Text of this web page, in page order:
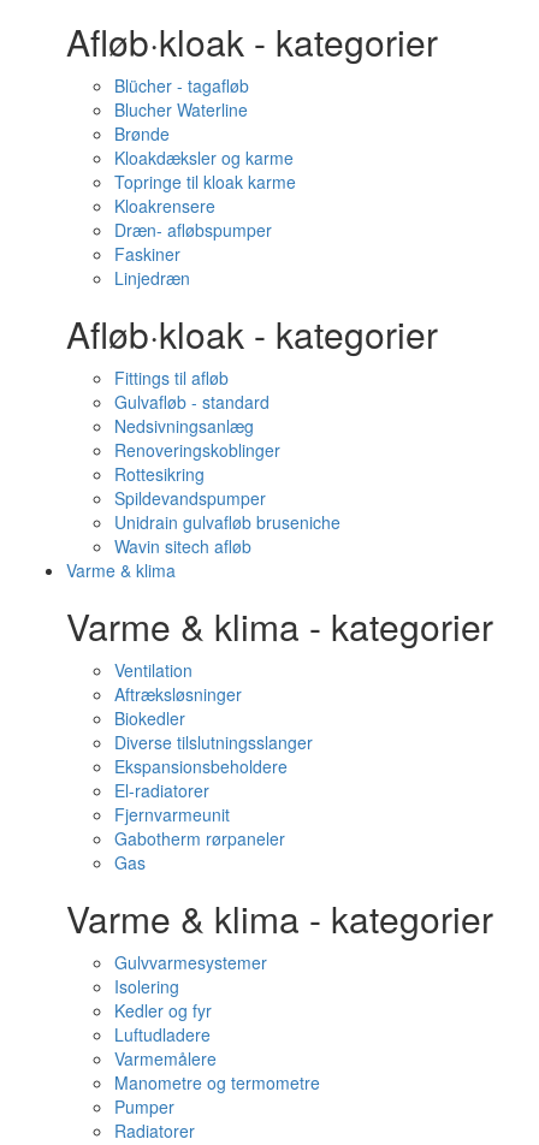
Afløb·kloak - kategorier
Blücher - tagafløb
Blucher Waterline
Brønde
Kloakdæksler og karme
Topringe til kloak karme
Kloakrensere
Dræn- afløbspumper
Faskiner
Linjedræn
Afløb·kloak - kategorier
Fittings til afløb
Gulvafløb - standard
Nedsivningsanlæg
Renoveringskoblinger
Rottesikring
Spildevandspumper
Unidrain gulvafløb bruseniche
Wavin sitech afløb
Varme & klima
Varme & klima - kategorier
Ventilation
Aftræksløsninger
Biokedler
Diverse tilslutningsslanger
Ekspansionsbeholdere
El-radiatorer
Fjernvarmeunit
Gabotherm rørpaneler
Gas
Varme & klima - kategorier
Gulvvarmesystemer
Isolering
Kedler og fyr
Luftudladere
Varmemålere
Manometre og termometre
Pumper
Radiatorer